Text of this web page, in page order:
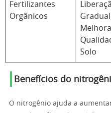
Fertilizantes
Orgânicos
Solo
Benefícios do
O nitrogênio ajuda a